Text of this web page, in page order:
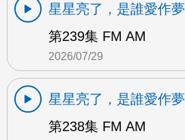
星星亮了，是誰愛作夢
第239集 FM AM
2026/07/29
星星亮了，是誰愛作夢
第238集 FM AM